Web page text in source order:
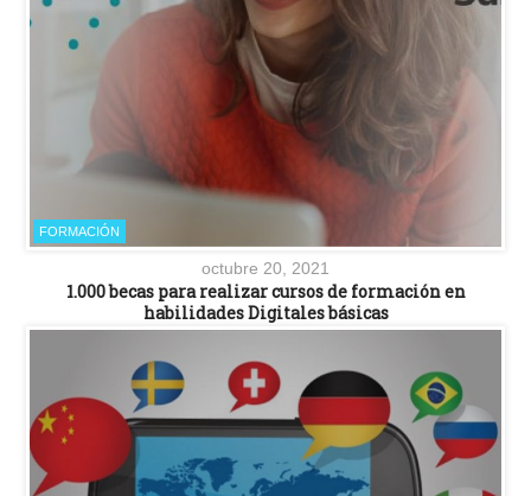
FORMACIÓN
octubre 20, 2021
1.000 becas para realizar cursos de formación en
habilidades Digitales básicas